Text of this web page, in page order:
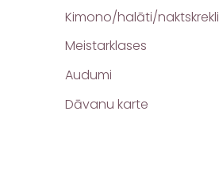
Kimono/halāti/naktskrekli
Meistarklases
Audumi
Dāvanu karte